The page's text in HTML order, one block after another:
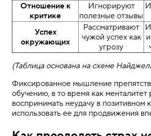
Отношение к
критике
Игнорируют
полезные отзывы
Успех
окружающих
Рассматривают
чужой успех как
угрозу
(Таблица основана на схеме
Фиксированное мышление
обучению, в то время как менталитет
воспринимать неудачу в позитивном
использовать ее для продвижения